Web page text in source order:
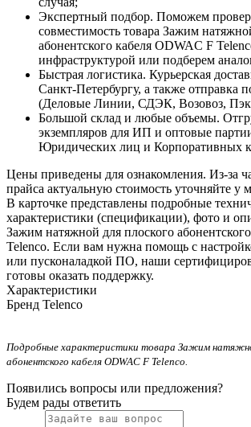
Экспертный подбор. Поможем
совместимость товара Зажим
абонентского кабеля ODWAC F
инфраструктурой или подберем
Быстрая логистика. Курьерская
Санкт-Петербургу, а также отправка
(Деловые Линии, СДЭК, Возовоз,
Большой склад и любые объемы.
экземпляров для ИП и оптовые
Юридических лиц и Корпоративных
Цены приведены для ознакомления. Из‑за
прайса актуальную стоимость уточняйте у
В карточке представлены подробные
характеристики (спецификации), фото и
Зажим натяжной для плоского
Telenco. Если вам нужна помощь с
или пусконаладкой ПО, наши
готовы оказать поддержку.
Характеристики
Бренд Telenco
Подробные характеристики товара Зажим
абонентского кабеля ODWAC F Telenco.
Появились вопросы или предложения?
Будем рады ответить